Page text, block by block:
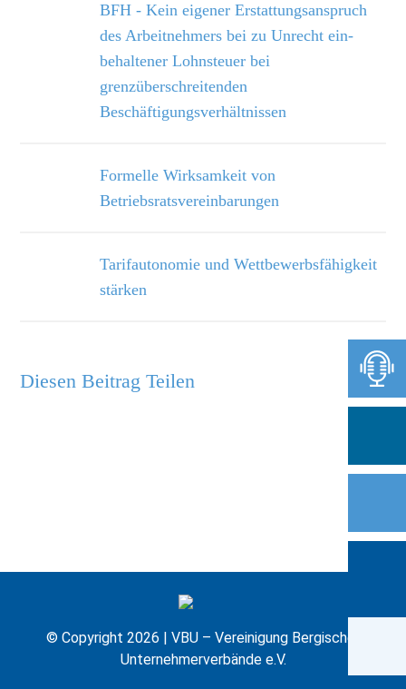
BFH - Kein eigener Erstattungsanspruch
des Arbeitnehmers bei zu Unrecht ein­
behaltener Lohnsteuer bei
grenzüberschreitenden
Beschäftigungsverhältnissen
Formelle Wirksamkeit von
Betriebsratsvereinbarungen
Tarifautonomie und Wettbewerbsfähigkeit
stärken
Diesen Beitrag Teilen
© Copyright 2026 | VBU – Vereinigung Bergischer
Unternehmerverbände e.V.